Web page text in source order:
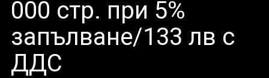
000 стр. при 5%
запълване/133 лв с
ДДС